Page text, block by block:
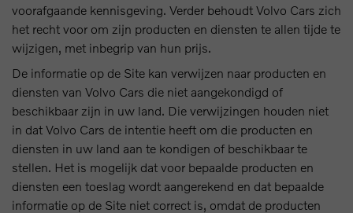
voorafgaande kennisgeving. Verder behoudt Volvo Cars zich
het recht voor om zijn producten en diensten te allen tijde te
wijzigen, met inbegrip van hun prijs.
De informatie op de Site kan verwijzen naar producten en
diensten van Volvo Cars die niet aangekondigd of
beschikbaar zijn in uw land. Die verwijzingen houden niet
in dat Volvo Cars de intentie heeft om die producten en
diensten in uw land aan te kondigen of beschikbaar te
stellen. Het is mogelijk dat voor bepaalde producten en
diensten een toeslag wordt aangerekend en dat bepaalde
informatie op de Site niet correct is, omdat de producten